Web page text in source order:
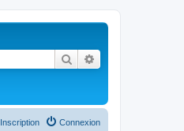
Rechercher
Connexion
Inscription